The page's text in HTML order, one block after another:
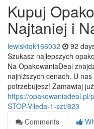
Kupuj
Najtaniej i
lewisktqk166032 92
Szukasz najlepszych
Na OpakowaniaDeal
najniższych cenach. U
potrzebujesz! Zamawiaj
https://
STOP-Vileda-1-szt/823
Comments